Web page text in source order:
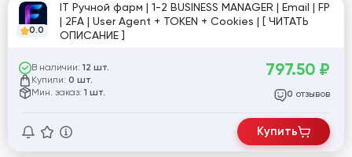
0.0
IT Ручной фарм | 1-2 BUSINESS MANAGER | Email | FP
| 2FA | User Agent + TOKEN + Cookies | [ ЧИТАТЬ
ОПИСАНИЕ ]
В наличии: 12 шт.
Купили: 0 шт.
Мин. заказ: 1 шт.
797.50 ₽
0 отзывов
Купить